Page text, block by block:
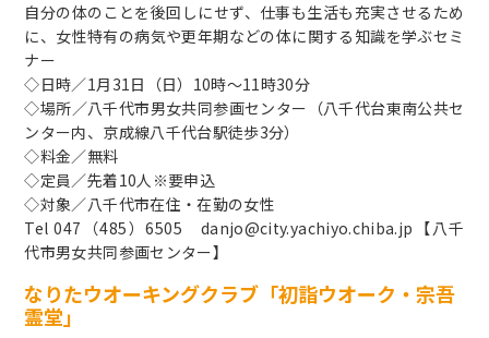
自分の体のことを後回しにせず、仕事も生活も充実させるため
に、女性特有の病気や更年期などの体に関する知識を学ぶセミ
ナー
◇日時／1月31日（日）10時～11時30分
◇場所／八千代市男女共同参画センター（八千代台東南公共セ
ンター内、京成線八千代台駅徒歩3分）
◇料金／無料
◇定員／先着10人※要申込
◇対象／八千代市在住・在勤の女性
Tel 047（485）6505 danjo@city.yachiyo.chiba.jp【八千
代市男女共同参画センター】
なりたウオーキングクラブ「初詣ウオーク・宗吾
霊堂」